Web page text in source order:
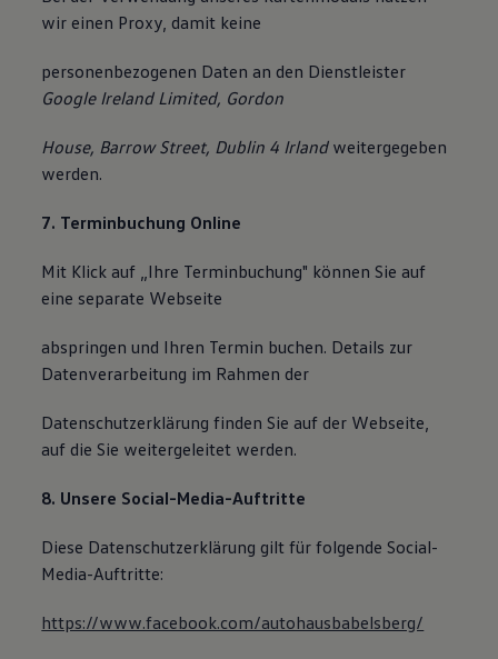
wir einen Proxy, damit keine
personenbezogenen Daten an den Dienstleister
Google Ireland Limited, Gordon
House, Barrow Street, Dublin 4 Irlandweitergegeben
werden.
7. Terminbuchung Online
Mit Klick auf „Ihre Terminbuchung" können Sie auf
eine separate Webseite
abspringen und Ihren Termin buchen. Details zur
Datenverarbeitung im Rahmen der
Datenschutzerklärung finden Sie auf der Webseite,
auf die Sie weitergeleitet werden.
8. Unsere Social-Media-Auftritte
Diese Datenschutzerklärung gilt für folgende Social-
Media-Auftritte:
https://www.facebook.com/autohausbabelsberg/